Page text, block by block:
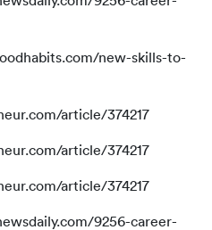
new-skills-to-
article/374217
article/374217
article/374217
9256-career-